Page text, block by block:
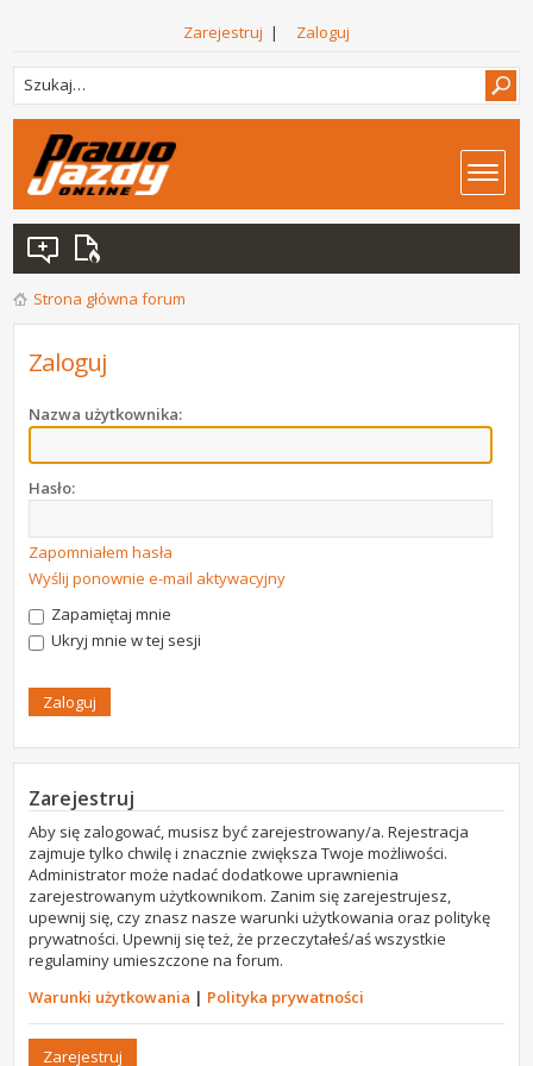
Zarejestruj | Zaloguj
Strona główna forum
Zaloguj
Nazwa użytkownika:
Hasło:
Zapomniałem hasła
Wyślij ponownie e-mail aktywacyjny
Zapamiętaj mnie
Ukryj mnie w tej sesji
Zarejestruj
Aby się zalogować, musisz być zarejestrowany/a. Rejestracja
zajmuje tylko chwilę i znacznie zwiększa Twoje możliwości.
Administrator może nadać dodatkowe uprawnienia
zarejestrowanym użytkownikom. Zanim się zarejestrujesz,
upewnij się, czy znasz nasze warunki użytkowania oraz politykę
prywatności. Upewnij się też, że przeczytałeś/aś wszystkie
regulaminy umieszczone na forum.
Warunki użytkowania | Polityka prywatności
Zarejestruj